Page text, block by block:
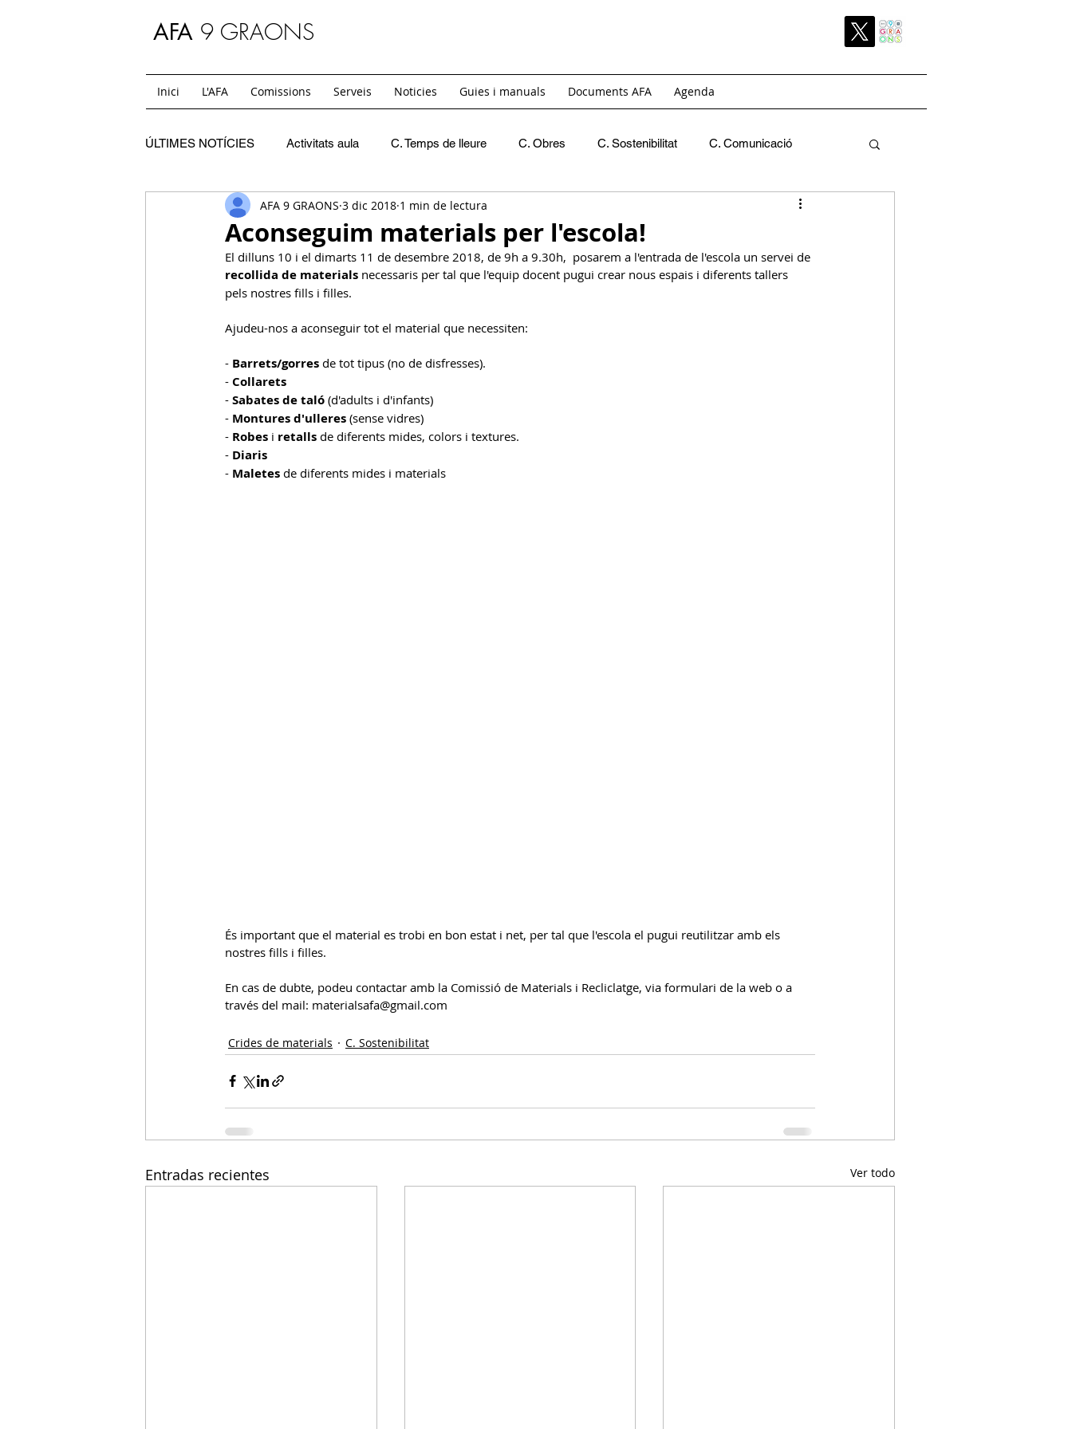
AFA 9 GRAONS
Inici L'AFA Comissions Serveis Noticies Guies i manuals Documents AFA Agenda
ÚLTIMES NOTÍCIES Activitats aula C. Temps de lleure C. Obres C. Sostenibilitat C. Comunicació
C. Festes SC. Extraescolars Recomanacions
SC. Casals C. Mon i jo C. Igualtat i Diversitat GT. Acollida GT. Itinerants
SC. Temps de migdia i acollides C. Reivindicativa i Barri GT Projecte Pati
C.Acollida C.Entorn Escolar Gestió Serveis AESA
Aconseguim materials per l'escola!
AFA 9 GRAONS 3 dic 2018 1 min de lectura
El dilluns 10 i el dimarts 11 de desembre 2018, de 9h a 9.30h,  posarem a l'entrada de l'escola un servei de
recollida de materials necessaris per tal que l'equip docent pugui crear nous espais i diferents tallers
pels nostres fills i filles.
Ajudeu-nos a aconseguir tot el material que necessiten:
- Barrets/gorres de tot tipus (no de disfresses).
- Collarets
- Sabates de taló (d'adults i d'infants)
- Montures d'ulleres (sense vidres)
- Robes i retalls de diferents mides, colors i textures.
- Diaris
- Maletes de diferents mides i materials
És important que el material es trobi en bon estat i net, per tal que l'escola el pugui reutilitzar amb els
nostres fills i filles.
En cas de dubte, podeu contactar amb la Comissió de Materials i Recliclatge, via formulari de la web o a
través del mail: materialsafa@gmail.com
Crides de materials C. Sostenibilitat
Entradas recientes Ver todo